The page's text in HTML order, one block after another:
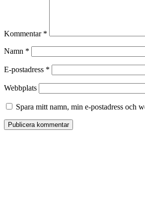
Kommentar *
Namn *
E-postadress *
Webbplats
Spara mitt namn, min e-postadress och